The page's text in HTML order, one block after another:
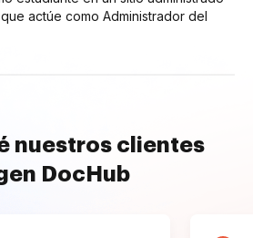
actúe como Administrador del
nuestros clientes
DocHub